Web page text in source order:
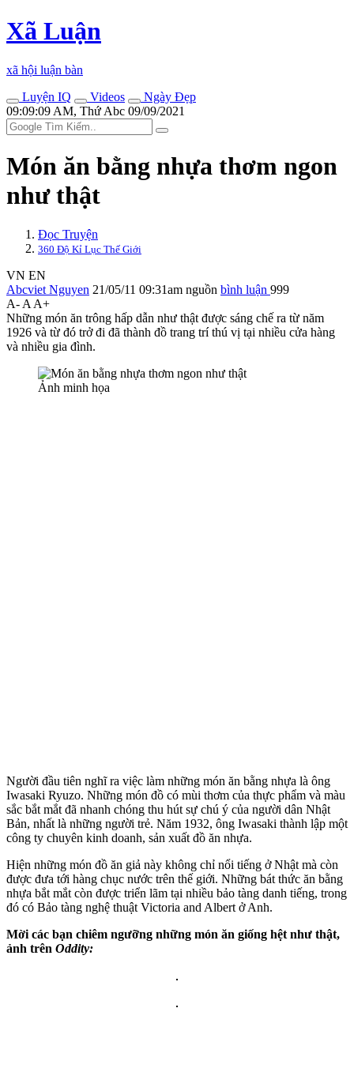
Xã Luận
xã hội luận bàn
Luyện IQ
Videos
Ngày Đẹp
09:09:09 AM, Thứ Abc 09/09/2021
Món ăn bằng nhựa thơm ngon
như thật
Đọc Truyện
360 Độ Kỉ Lục Thế Giới
VN EN
Abcviet Nguyen 21/05/11 09:31am nguồn bình luận 999
A- A A+
Những món ăn trông hấp dẫn như thật được sáng chế ra từ năm
1926 và từ đó trở đi đã thành đồ trang trí thú vị tại nhiều cửa hàng
và nhiều gia đình.
Ảnh minh họa
Người đầu tiên nghĩ ra việc làm những món ăn bằng nhựa là ông
Iwasaki Ryuzo. Những món đồ có mùi thơm của thực phẩm và màu
sắc bắt mắt đã nhanh chóng thu hút sự chú ý của người dân Nhật
Bản, nhất là những người trẻ. Năm 1932, ông Iwasaki thành lập một
công ty chuyên kinh doanh, sản xuất đồ ăn nhựa.
Hiện những món đồ ăn giả này không chỉ nổi tiếng ở Nhật mà còn
được đưa tới hàng chục nước trên thế giới. Những bát thức ăn bằng
nhựa bắt mắt còn được triển lãm tại nhiều bảo tàng danh tiếng, trong
đó có Bảo tàng nghệ thuật Victoria and Albert ở Anh.
Mời các bạn chiêm ngưỡng những món ăn giống hệt như thật,
ảnh trên Oddity: